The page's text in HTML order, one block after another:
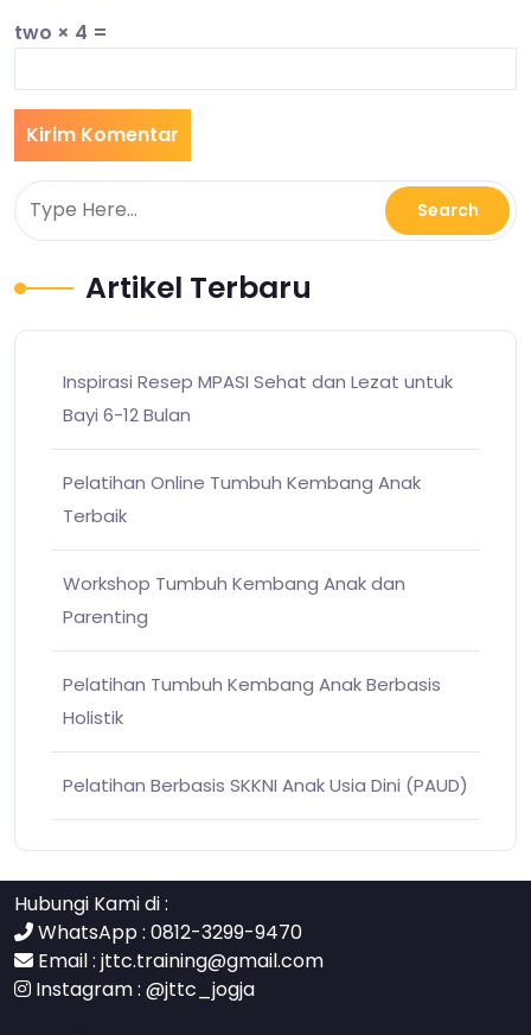
two × 4 =
Artikel Terbaru
Inspirasi Resep MPASI Sehat dan Lezat untuk
Bayi 6-12 Bulan
Pelatihan Online Tumbuh Kembang Anak
Terbaik
Workshop Tumbuh Kembang Anak dan
Parenting
Pelatihan Tumbuh Kembang Anak Berbasis
Holistik
Pelatihan Berbasis SKKNI Anak Usia Dini (PAUD)
Hubungi Kami di :
WhatsApp : 0812-3299-9470
Email : jttc.training@gmail.com
Instagram : @jttc_jogja